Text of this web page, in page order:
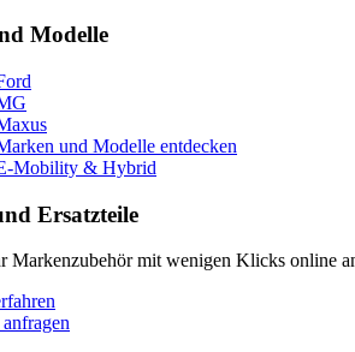
Modelle
und Modelle entdecken
Mobility & Hybrid
Ersatzteile
Markenzubehör mit wenigen Klicks online